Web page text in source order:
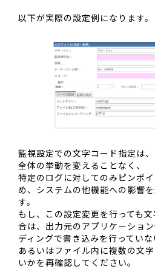
以下が実際の設定例になります。
監視設定での文字コード指定は
全体の挙動を変えることなく、
特定のログに対してのみピンポ
め、システムの他機能への影響
す。
もし、この設定変更を行っても
合は、出力元のアプリケーショ
ディングで書き込みを行っていな
あるいはファイル内に複数の文
いかを再確認してください。